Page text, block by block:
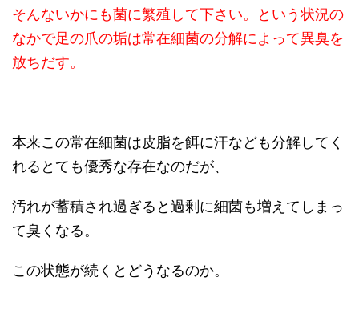
そんないかにも菌に繁殖して下さい。という状況の
なかで足の爪の垢は常在細菌の分解によって異臭を
放ちだす。
本来この常在細菌は皮脂を餌に汗なども分解してく
れるとても優秀な存在なのだが、
汚れが蓄積され過ぎると過剰に細菌も増えてしまっ
て臭くなる。
この状態が続くとどうなるのか。